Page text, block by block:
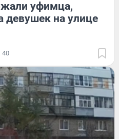
уфимца,
девушек на улице
40